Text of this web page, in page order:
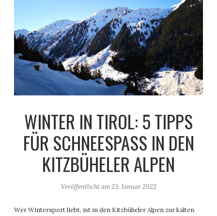
WINTER IN TIROL: 5 TIPPS
FÜR SCHNEESPASS IN DEN K
ITZBÜHELER ALPEN
Veröffentlicht am23. Januar 2022
Wer Wintersport liebt, ist in den Kitzbüheler Alpen zur kalten